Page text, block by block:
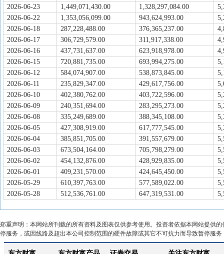
2026-06-23
1,449,071,430.00 1,328,297,084.00
2026-06-22
1,353,056,099.00 943,624,993.00
2026-06-18
287,228,488.00 376,365,237.00
2026-06-17
306,729,579.00 311,917,338.00
2026-06-16
437,731,637.00 623,918,978.00
2026-06-15
720,881,735.00 693,994,275.00
2026-06-12
584,074,907.00 538,873,845.00
2026-06-11
235,829,347.00 429,617,756.00
2026-06-10
402,380,762.00 403,722,596.00
2026-06-09
240,351,694.00 283,295,273.00
2026-06-08
335,249,689.00 388,345,108.00
2026-06-05
427,308,919.00 617,777,545.00
2026-06-04
385,851,705.00 391,557,679.00
2026-06-03
673,504,164.00 705,798,279.00
2026-06-02
454,132,876.00 428,929,835.00
2026-06-01
409,231,570.00 424,645,450.00
2026-05-29
610,397,763.00 577,589,022.00
2026-05-28
512,536,761.00 647,319,531.00
郑重声明：本网站所刊载的所有资料及图表仅供参考使用。投资者依据本网站提供
停服务，或因线路及超出本公司控制范围的硬件故障或其它不可抗力而导致暂停服